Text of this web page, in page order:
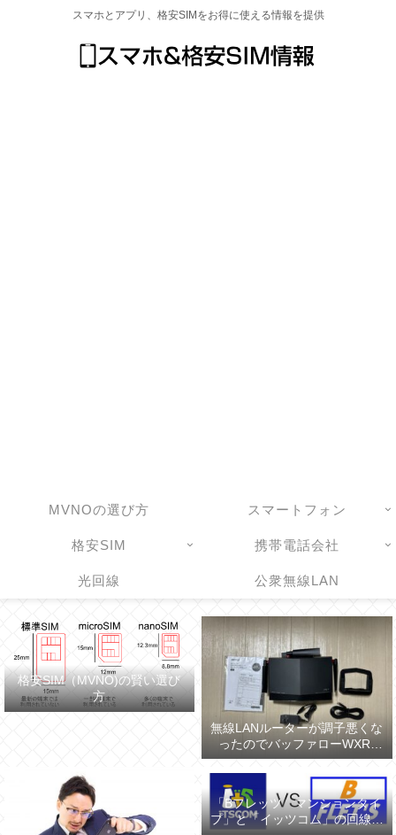
スマホとアプリ、格安SIMをお得に使える情報を提供
MVNOの選び方 スマートフォン
格安SIM 携帯電話会社
光回線 公衆無線LAN
格安SIM（MVNO)の賢い選び
方
無線LANルーターが調子悪くな
ったのでバッファローWXR-
5700AX7Sに買い換えた
「Bフレッツ マンションタイ
プ」と「イッツコム」の回線ス